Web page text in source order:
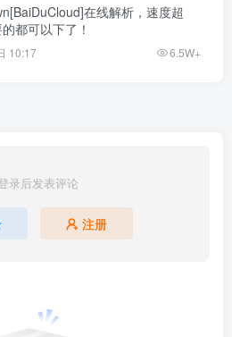
在线解析，速度超
都可以下了！
10:17 6.5W+
录后发表评论
注册